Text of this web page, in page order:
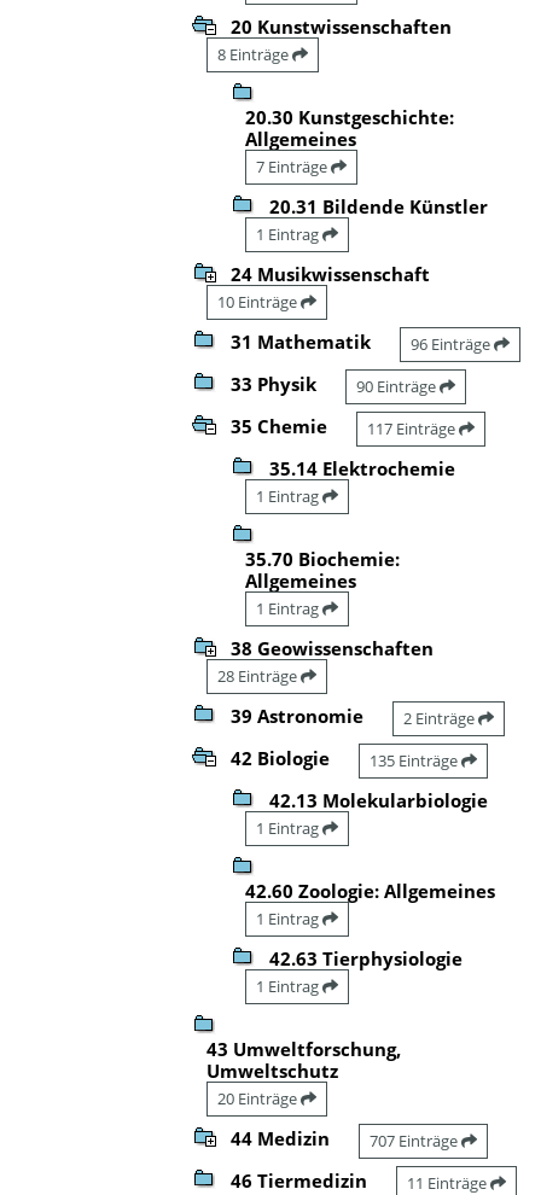
20 Kunstwissenschaften
8 Einträge
20.30 Kunstgeschichte:
Allgemeines
7 Einträge
20.31 Bildende Künstler
1 Eintrag
24 Musikwissenschaft
10 Einträge
31 Mathematik 96 Einträge
33 Physik 90 Einträge
35 Chemie 117 Einträge
35.14 Elektrochemie
1 Eintrag
35.70 Biochemie:
Allgemeines
1 Eintrag
38 Geowissenschaften
28 Einträge
39 Astronomie 2 Einträge
42 Biologie 135 Einträge
42.13 Molekularbiologie
1 Eintrag
42.60 Zoologie: Allgemeines
1 Eintrag
42.63 Tierphysiologie
1 Eintrag
43 Umweltforschung,
Umweltschutz
20 Einträge
44 Medizin 707 Einträge
46 Tiermedizin 11 Einträge